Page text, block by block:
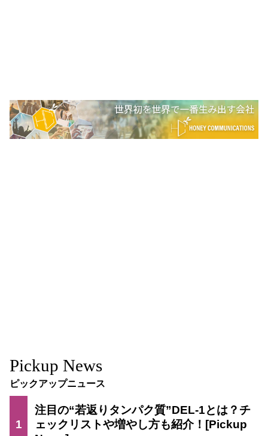
Pickup News
ピックアップニュース
1
注目の“若返りタンパク質”DEL-1とは？チ
ェックリストや増やし方も紹介！